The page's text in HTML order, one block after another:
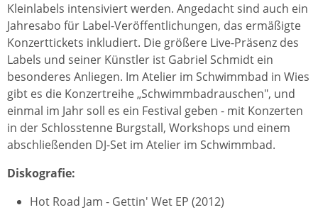
Kleinlabels intensiviert werden. Angedacht sind auch ein
Jahresabo für Label-Veröffentlichungen, das ermäßigte
Konzerttickets inkludiert. Die größere Live-Präsenz des
Labels und seiner Künstler ist Gabriel Schmidt ein
besonderes Anliegen. Im Atelier im Schwimmbad in Wies
gibt es die Konzertreihe „Schwimmbadrauschen", und
einmal im Jahr soll es ein Festival geben - mit Konzerten
in der Schlosstenne Burgstall, Workshops und einem
abschließenden DJ-Set im Atelier im Schwimmbad.
Diskografie:
Hot Road Jam - Gettin' Wet EP (2012)